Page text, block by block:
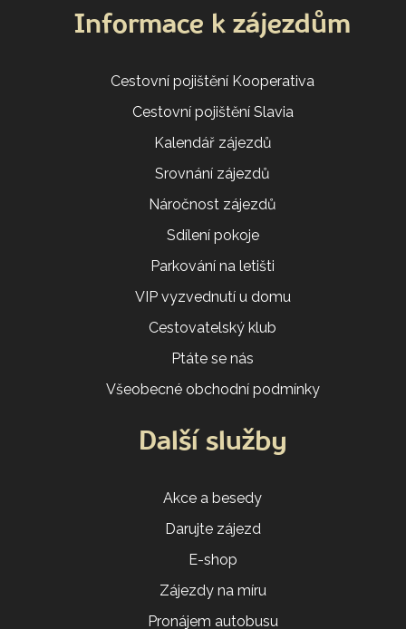
Informace k zájezdům
Cestovní pojištění Kooperativa
Cestovní pojištění Slavia
Kalendář zájezdů
Srovnání zájezdů
Náročnost zájezdů
Sdílení pokoje
Parkování na letišti
VIP vyzvednutí u domu
Cestovatelský klub
Ptáte se nás
Všeobecné obchodní podmínky
Další služby
Akce a besedy
Darujte zájezd
E-shop
Zájezdy na míru
Pronájem autobusu